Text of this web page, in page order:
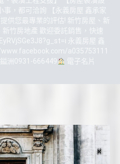
事，都可洽詢 【永義房屋 鑫承家
供您最專業的評估! 新竹房屋、新
竹房地產 歡迎委託銷售，快速
永義房屋 鑫
a035753111
洲0931-666449
電子名片